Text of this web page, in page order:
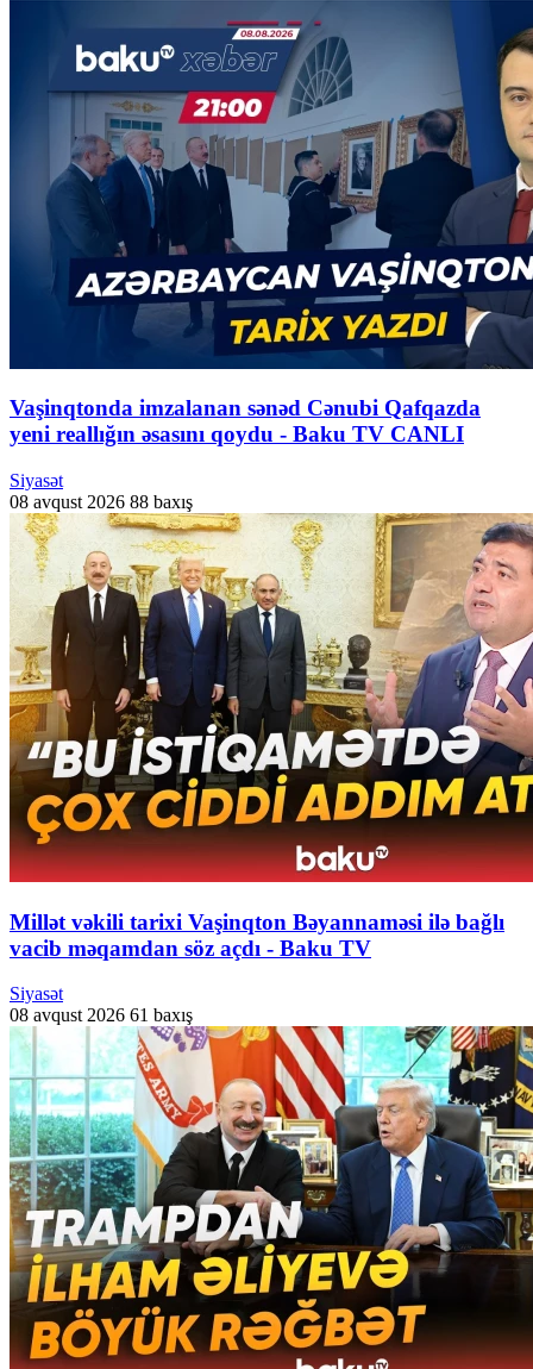
Vaşinqtonda imzalanan sənəd Cənubi Qafqazda
yeni reallığın əsasını qoydu - Baku TV CANLI
Siyasət
08 avqust 2026 88 baxış
Millət vəkili tarixi Vaşinqton Bəyannaməsi ilə bağlı
vacib məqamdan söz açdı - Baku TV
Siyasət
08 avqust 2026 61 baxış